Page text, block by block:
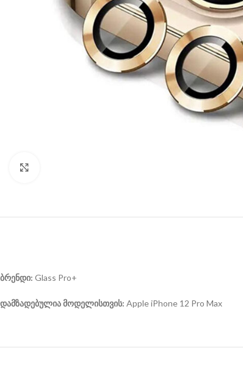
ბრენდი: Glass Pro+
დამზადებულია მოდელისთვის: Apple iPhone 12 Pro Max